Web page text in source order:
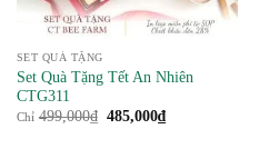
SET QUÀ TẶNG
Set Quà Tặng Tết An Nhiên
CTG311
Chỉ 499,000₫ Giá
485,000₫Giá